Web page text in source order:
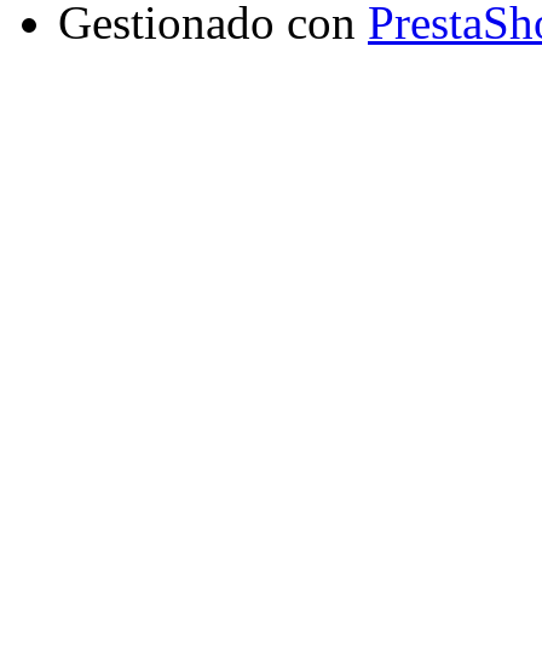
Gestionado con